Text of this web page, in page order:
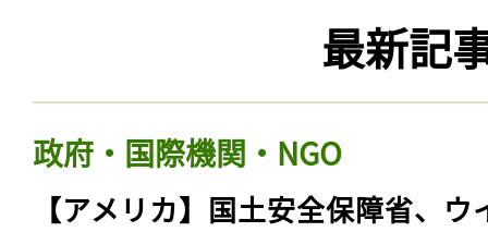
最新記
政府・国際機関・NGO
【アメリカ】国土安全保障省、ウ